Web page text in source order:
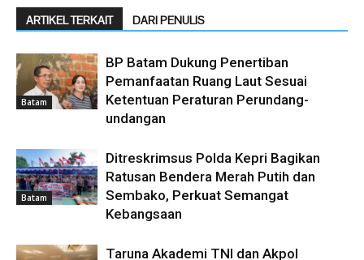
ARTIKEL TERKAIT DARI PENULIS
Batam
BP Batam Dukung Penertiban
Pemanfaatan Ruang Laut Sesuai
Ketentuan Peraturan Perundang-
undangan
Batam
Ditreskrimsus Polda Kepri Bagikan
Ratusan Bendera Merah Putih dan
Sembako, Perkuat Semangat
Kebangsaan
Taruna Akademi TNI dan Akpol